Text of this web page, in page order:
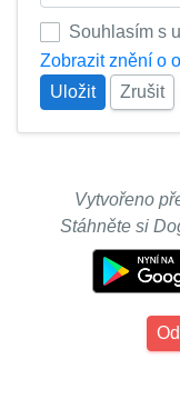
Souhlasím s
Zobrazit znění o
Uložit
Zrušit
Vytvořeno
Stáhněte si